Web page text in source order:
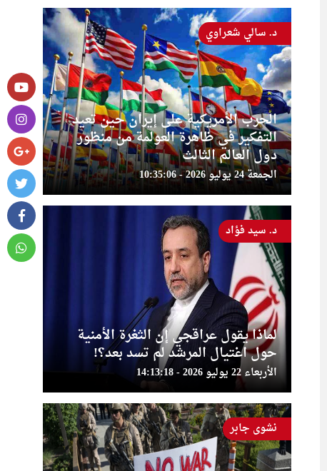
الحرب الأمريكية على إيران حين تعيد
التفكير في ظاهرة العولمة من منظور
دول العالم الثالث
الجمعة 24 يوليو 2026 - 10:35:06
د. سالي شعراوي
لماذا يقول عراقجي إن الثغرة الأمنية
حول اغتيال المرشد لم تسد بعد؟!
الأربعاء 22 يوليو 2026 - 14:13:18
د. سيد فؤاد
نشوى جابر